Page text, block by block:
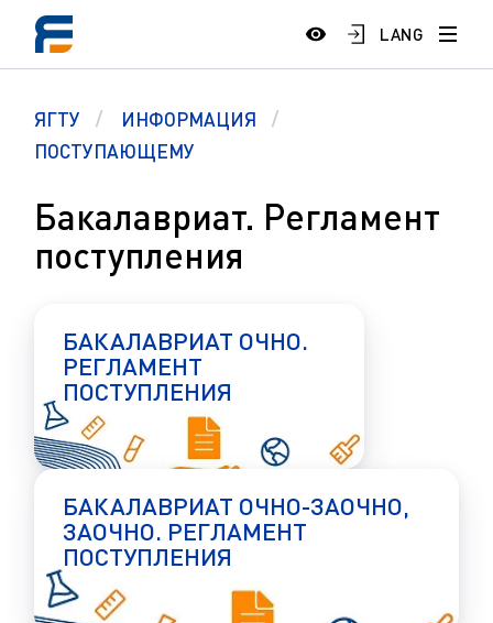
LANG
ЯГТУ
ИНФОРМАЦИЯ
ПОСТУПАЮЩЕМУ
Бакалавриат. Регламент
поступления
БАКАЛАВРИАТ ОЧНО.
РЕГЛАМЕНТ
ПОСТУПЛЕНИЯ
БАКАЛАВРИАТ ОЧНО-ЗАОЧНО,
ЗАОЧНО. РЕГЛАМЕНТ
ПОСТУПЛЕНИЯ